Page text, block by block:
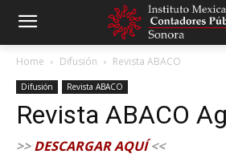
Home Difusión Revista ABACO
Difusión Revista ABACO
Revista ABACO
>>DESCARGAR AQUÍ<<